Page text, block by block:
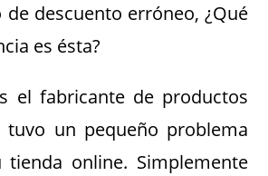
descuento erróneo, ¿Qué
es ésta?
el fabricante de productos
tuvo un pequeño problema
online. Simplemente